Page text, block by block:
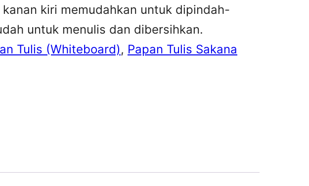
kiri memudahkan untuk dipindah-
untuk menulis dan dibersihkan.
Tulis (Whiteboard), Papan Tulis Sakana